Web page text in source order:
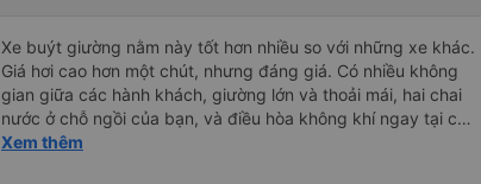
Xe buýt giường nằm này tốt hơn nhiều so với những xe khác.
Giá hơi cao hơn một chút, nhưng đáng giá. Có nhiều không
gian giữa các hành khách, giường lớn và thoải mái, hai chai
nước ở chỗ ngồi của bạn, và điều hòa không khí ngay tại chỗ
ngồi mà bạn có thể bật tắt. Nhân viên thân thiện và tài xế lái
Xem thêm